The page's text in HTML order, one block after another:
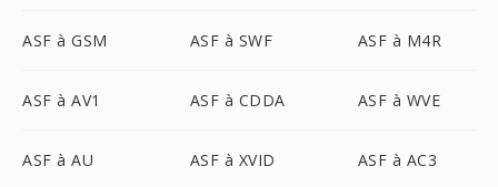
ASF à GSM ASF à SWF ASF à M4R
ASF à AV1 ASF à CDDA ASF à WVE
ASF à AU ASF à XVID ASF à AC3